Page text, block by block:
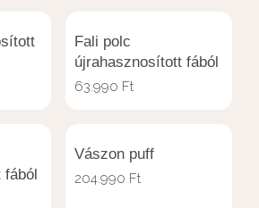
Fali polc
újrahasznosított fából
63.990 Ft
fából
Vászon puff
204.990 Ft